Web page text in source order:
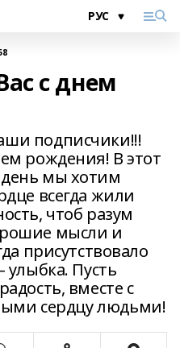
с днем
подписчики!!!
рождения! В этот
мы хотим
всегда жили
чтоб разум
мысли и
присутствовало
Пусть
вместе с
сердцу людьми!